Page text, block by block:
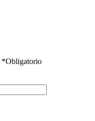
*Obligatorio